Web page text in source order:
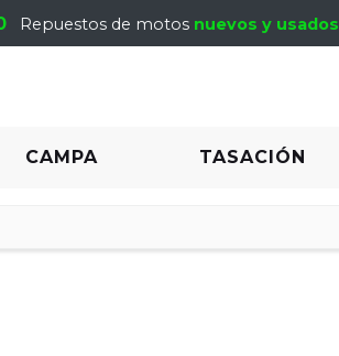
Repuestos de motos nuevos y usados
CAMPA TASACIÓN